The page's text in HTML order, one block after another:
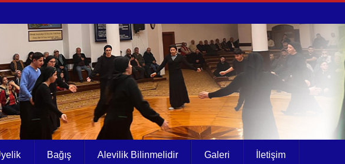
Bağış Alevilik Bilinmelidir Galeri İletişim